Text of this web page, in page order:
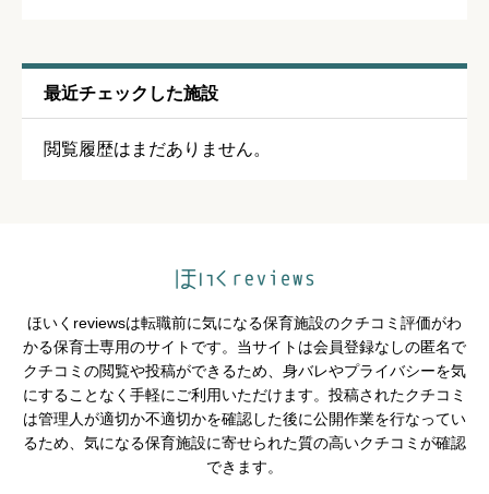
通いやすさ 必須
星の数をお選びください 
シフトの融通 必須
星の数をお選びください 
残業・持ち帰り仕事の少なさ
最近チェックした施設
閲覧履歴はまだありません。
ほいくreviewsは転職前に気になる保育施設のクチコミ評価がわ
かる保育士専用のサイトです。当サイトは会員登録なしの匿名で
クチコミの閲覧や投稿ができるため、身バレやプライバシーを気
にすることなく手軽にご利用いただけます。投稿されたクチコミ
は管理人が適切か不適切かを確認した後に公開作業を行なってい
るため、気になる保育施設に寄せられた質の高いクチコミが確認
できます。